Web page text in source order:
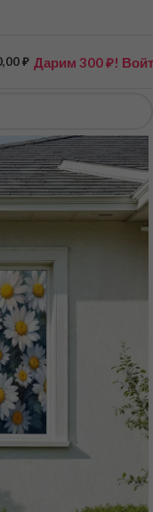
₽ Дарим 300 ₽!